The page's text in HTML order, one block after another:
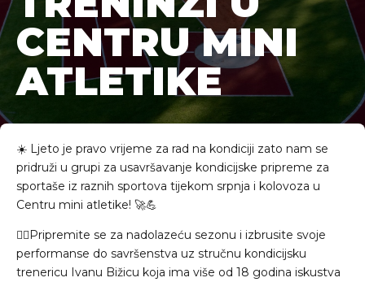
CENTRU MINI
ATLETIKE
☀️ Ljeto je pravo vrijeme za rad na kondiciji zato nam se
pridruži u grupi za usavršavanje kondicijske pripreme za
sportaše iz raznih sportova tijekom srpnja i kolovoza u
Centru mini atletike! 🚀💪
👉🏼Pripremite se za nadolazeću sezonu i izbrusite svoje
performanse do savršenstva uz stručnu kondicijsku
trenericu Ivanu Bižicu koja ima više od 18 godina iskustva